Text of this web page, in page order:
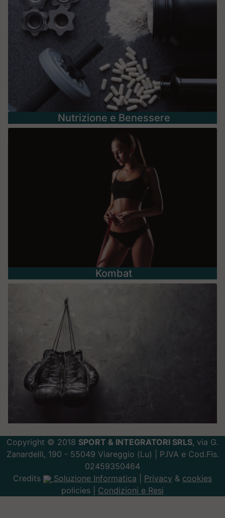
Nutrizione e Benessere
Kombat
Copyright © 2018 SPORT & INTEGRATORI SRLS, via G.
Zanardelli, 190 - 55049 Viareggio (Lu) | P.IVA e Cod.Fis.
02459350464
Credits
Soluzione Informatica Privacy & cookies
policies | Condizioni e Resi